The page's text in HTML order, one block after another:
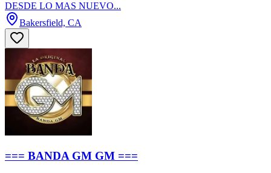
DESDE LO MAS NUEVO...
Bakersfield, CA
=== BANDA GM GM ===